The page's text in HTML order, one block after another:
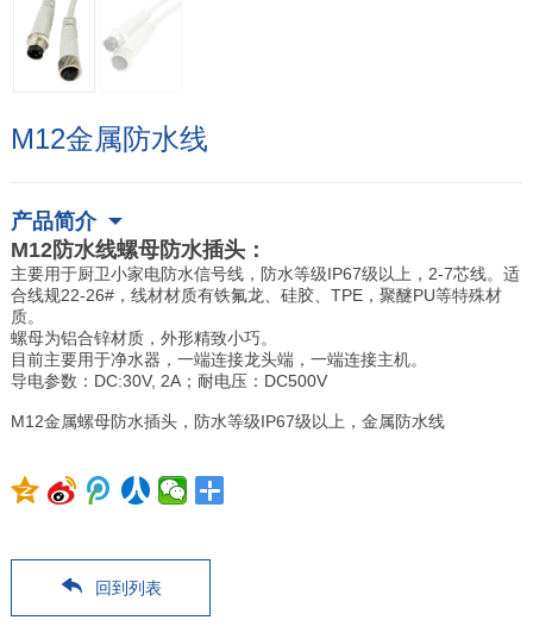
M12金属防水线
产品简介
M12防水线螺母防水插头：
主要用于厨卫小家电防水信号线，防水等级IP67级以上，2-7芯线。适
合线规22-26#，线材材质有铁氟龙、硅胶、TPE，聚醚PU等特殊材
质。
螺母为铝合锌材质，外形精致小巧。
目前主要用于净水器，一端连接龙头端，一端连接主机。
导电参数：DC:30V, 2A；耐电压：DC500V
M12金属螺母防水插头，防水等级IP67级以上，金属防水线
回到列表